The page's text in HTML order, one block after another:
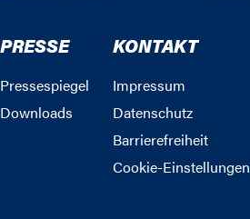
PRESSE
Pressespiegel
Downloads
KONTAKT
Impressum
Datenschutz
Barrierefreiheit
Cookie-Einstellungen